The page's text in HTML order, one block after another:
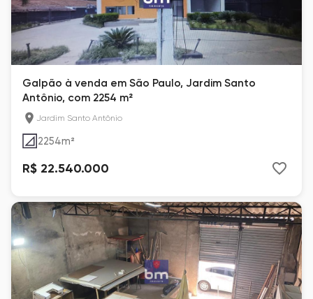
Galpão à venda em São Paulo, Jardim Santo
Antônio, com 2254 m²
Jardim Santo Antônio
2254m²
R$ 22.540.000